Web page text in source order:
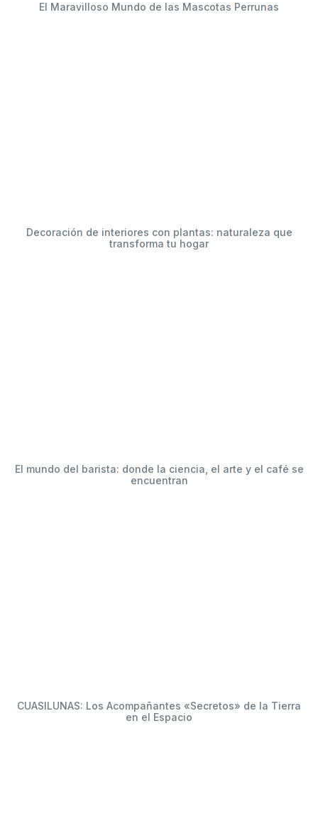
El Maravilloso Mundo de las Mascotas Perrunas
Decoración de interiores con plantas: naturaleza que
transforma tu hogar
El mundo del barista: donde la ciencia, el arte y el café se
encuentran
CUASILUNAS: Los Acompañantes «Secretos» de la Tierra
en el Espacio